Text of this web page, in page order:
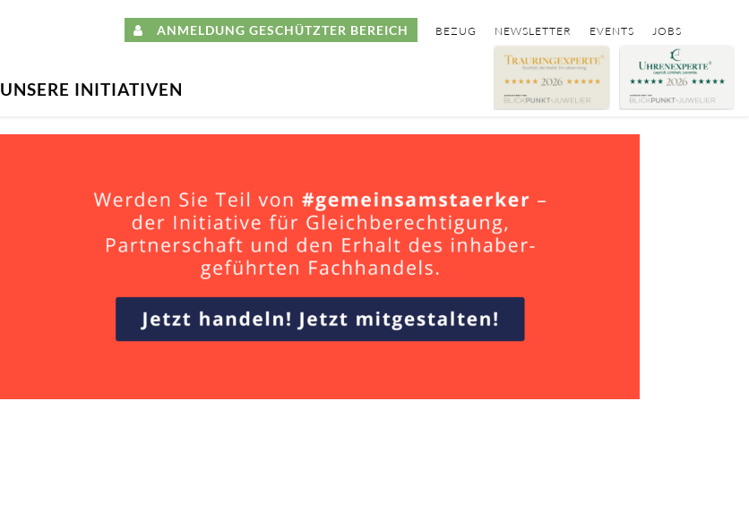
ANMELDUNG GESCHÜTZTER BEREICH BEZUG NEWSLETTER EVENTS JOBS
UNSERE INITIATIVEN